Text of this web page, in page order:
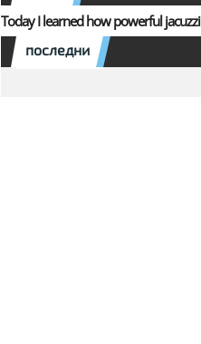
Today I learned how powerful
последни